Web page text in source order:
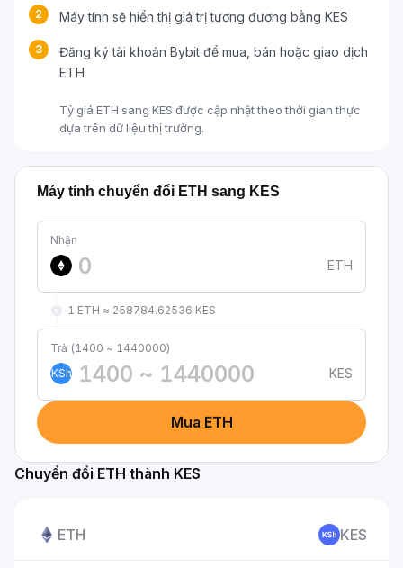
2 Máy tính sẽ hiển thị giá trị tương đương bằng KES
3
Đăng ký tài khoản Bybit để mua, bán hoặc giao dịch
ETH
Tỷ giá ETH sang KES được cập nhật theo thời gian thực
dựa trên dữ liệu thị trường.
Máy tính chuyển đổi ETH sang KES
Nhận
ETH
1 ETH ≈ 258784.62536 KES
Trả (1400 ~ 1440000)
KSh
KES
Mua ETH
Chuyển đổi ETH thành KES
ETH KES